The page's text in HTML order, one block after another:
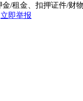
/租金、扣押证件/
立即举报